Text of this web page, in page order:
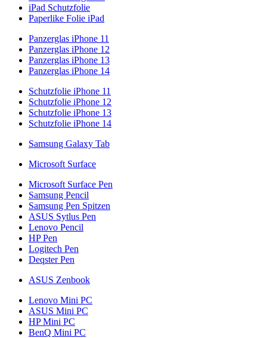
iPad Schutzfolie
Paperlike Folie iPad
Panzerglas iPhone 11
Panzerglas iPhone 12
Panzerglas iPhone 13
Panzerglas iPhone 14
Schutzfolie iPhone 11
Schutzfolie iPhone 12
Schutzfolie iPhone 13
Schutzfolie iPhone 14
Samsung Galaxy Tab
Microsoft Surface
Microsoft Surface Pen
Samsung Pencil
Samsung Pen Spitzen
ASUS Sytlus Pen
Lenovo Pencil
HP Pen
Logitech Pen
Deqster Pen
ASUS Zenbook
Lenovo Mini PC
ASUS Mini PC
HP Mini PC
BenQ Mini PC